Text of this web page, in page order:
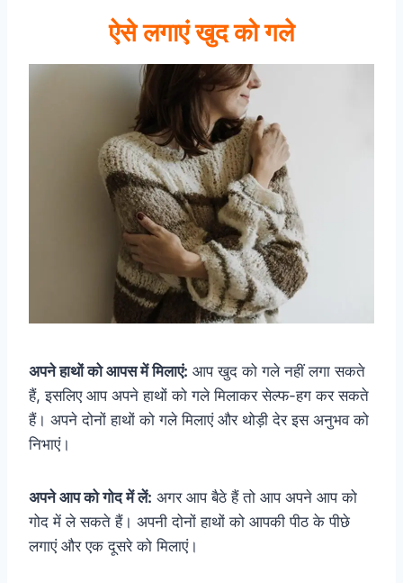
ऐसे लगाएं खुद को गले
अपने हाथों को आपस में मिलाएं: आप खुद को गले नहीं लगा सकते
हैं, इसलिए आप अपने हाथों को गले मिलाकर सेल्फ-हग कर सकते
हैं। अपने दोनों हाथों को गले मिलाएं और थोड़ी देर इस अनुभव को
निभाएं।
अपने आप को गोद में लें: अगर आप बैठे हैं तो आप अपने आप को
गोद में ले सकते हैं। अपनी दोनों हाथों को आपकी पीठ के पीछे
लगाएं और एक दूसरे को मिलाएं।